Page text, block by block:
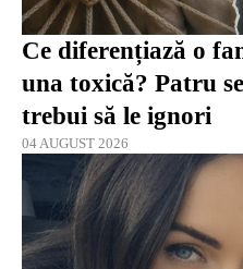
Ce diferențiază o
una toxică? Patru
trebui să le ignori
04 AUGUST 2026